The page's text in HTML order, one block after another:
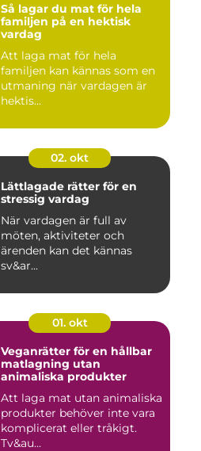
Så lagar du mat för hela
familjen på en hektisk
vardag
Att laga mat för hela
familjen kan kännas som en
utmaning när vardagen är
hektis...
02. okt
Lättlagade rätter för en
stressig vardag
När vardagen är full av
möten, aktiviteter och
ärenden kan det kännas
sv&ar...
01. okt
Veganrätter för en hållbar
matlagning utan
animaliska produkter
Att laga mat utan animaliska
produkter behöver inte vara
komplicerat eller tråkigt.
Tv&au...